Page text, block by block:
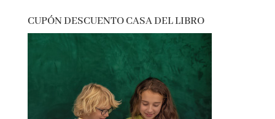
reflexión romántica san jordi sorteos suspense
CUPÓN DESCUENTO CASA DEL LIBRO